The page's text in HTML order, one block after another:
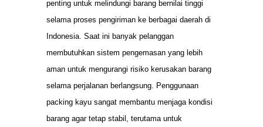
penting untuk melindungi barang bernilai tinggi
selama proses pengiriman ke berbagai daerah di
Indonesia. Saat ini banyak pelanggan
membutuhkan sistem pengemasan yang lebih
aman untuk mengurangi risiko kerusakan barang
selama perjalanan berlangsung. Penggunaan
packing kayu sangat membantu menjaga kondisi
barang agar tetap stabil, terutama untuk